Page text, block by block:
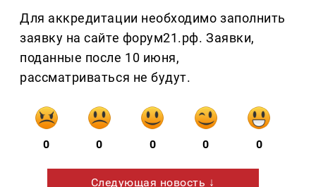
Для аккредитации необходимо заполнить
заявку на сайте форум21.рф. Заявки,
поданные после 10 июня,
рассматриваться не будут.
0 0 0 0 0
Следующая новость ↓